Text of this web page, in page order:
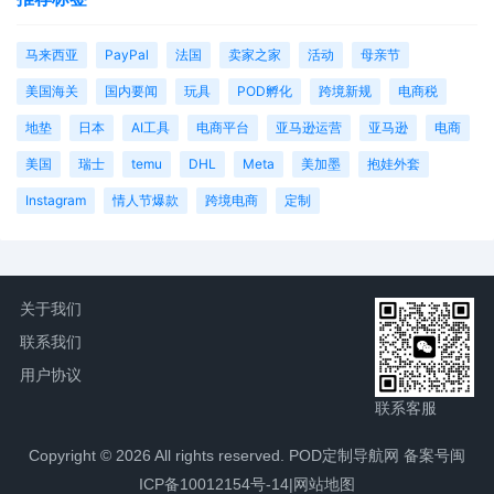
马来西亚 PayPal 法国 卖家之家 活动 母亲节
美国海关 国内要闻 玩具 POD孵化 跨境新规 电商税
地垫 日本 AI工具 电商平台 亚马逊运营 亚马逊 电商
美国 瑞士 temu DHL Meta 美加墨 抱娃外套
Instagram 情人节爆款 跨境电商 定制
关于我们
联系我们
用户协议
联系客服
Copyright © 2026 All rights reserved. POD定制导航网 备案号闽
ICP备10012154号-14|网站地图